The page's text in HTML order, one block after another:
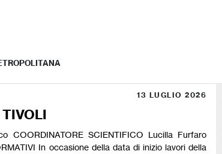
13 LUGLIO 2026
COORDINATORE SCIENTIFICO Lucilla Furfaro
In occasione della data di inizio lavori della